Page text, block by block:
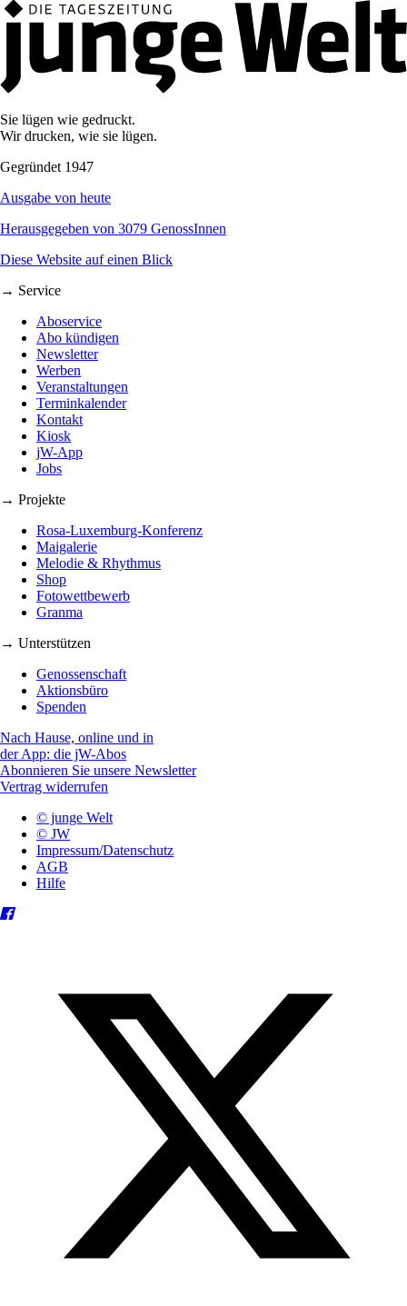
Sie lügen wie gedruckt.
Wir drucken, wie sie lügen.
Gegründet 1947
Ausgabe von heute
Herausgegeben von 3079 GenossInnen
Diese Website auf einen Blick
→ Service
Aboservice
Abo kündigen
Newsletter
Werben
Veranstaltungen
Terminkalender
Kontakt
Kiosk
jW-App
Jobs
→ Projekte
Rosa-Luxemburg-Konferenz
Maigalerie
Melodie & Rhythmus
Shop
Fotowettbewerb
Granma
→ Unterstützen
Genossenschaft
Aktionsbüro
Spenden
Nach Hause, online und in
der App: die jW-Abos
Abonnieren Sie unsere Newsletter
Vertrag widerrufen
© junge Welt
© JW
Impressum/Datenschutz
AGB
Hilfe